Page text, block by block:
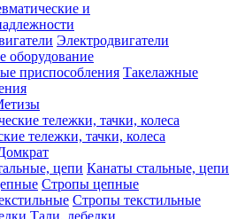
и
Электродвигатели
оборудование
Такелажные
тележки, тачки, колеса
Канаты стальные, цепи
Стропы цепные
Стропы текстильные
Тали, лебедки